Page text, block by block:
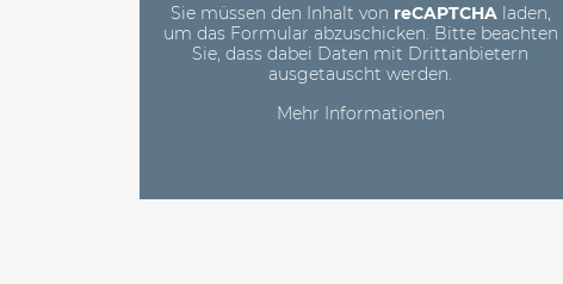
Sie müssen den Inhalt von reCAPTCHAladen,
um das Formular abzuschicken. Bitte beachten
Sie, dass dabei Daten mit Drittanbietern
ausgetauscht werden.
Mehr Informationen